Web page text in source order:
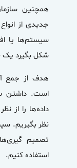
جدیدی از
سیستم‌ها یا
شکل بگیرد یک
هدف از جمع
است. داشتن
داده‌ها را از
نظر بگیریم.
تصمیم
استفاده کنیم.